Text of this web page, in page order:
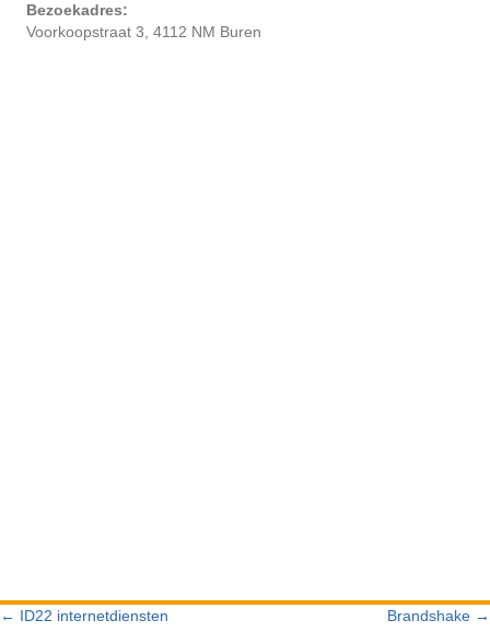
Bezoekadres:
Voorkoopstraat 3, 4112 NM Buren
← ID22 internetdiensten Brandshake →